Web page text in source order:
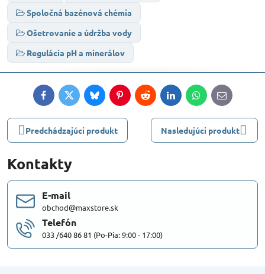
Spoločná bazénová chémia
Ošetrovanie a údržba vody
Regulácia pH a minerálov
FacebookTwitterBlueskyPinterestRedditLinkedInWhatsApp
E-
mail
Predchádzajúci produkt Nasledujúci produkt
Kontakty
E-mail
obchod@maxstore.sk
Telefón
033 /640 86 81 (Po-Pia: 9:00 - 17:00)